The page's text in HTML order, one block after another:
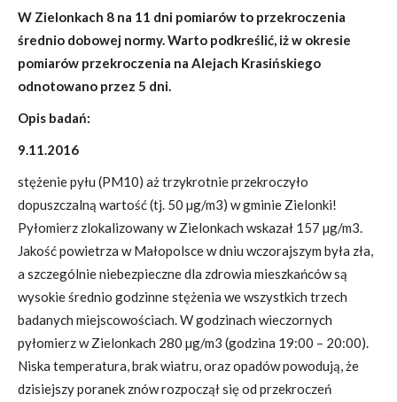
W Zielonkach 8 na 11 dni pomiarów to przekroczenia
średnio dobowej normy. Warto podkreślić, iż w okresie
pomiarów przekroczenia na Alejach Krasińskiego
odnotowano przez 5 dni.
Opis badań:
9.11.2016
stężenie pyłu (PM10) aż trzykrotnie przekroczyło
dopuszczalną wartość (tj. 50 µg/m3) w gminie Zielonki!
Pyłomierz zlokalizowany w Zielonkach wskazał 157 µg/m3.
Jakość powietrza w Małopolsce w dniu wczorajszym była zła,
a szczególnie niebezpieczne dla zdrowia mieszkańców są
wysokie średnio godzinne stężenia we wszystkich trzech
badanych miejscowościach. W godzinach wieczornych
pyłomierz w Zielonkach 280 µg/m3 (godzina 19:00 – 20:00).
Niska temperatura, brak wiatru, oraz opadów powodują, że
dzisiejszy poranek znów rozpoczął się od przekroczeń